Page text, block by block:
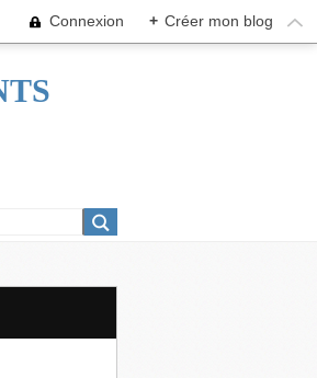
Connexion + Créer mon blog